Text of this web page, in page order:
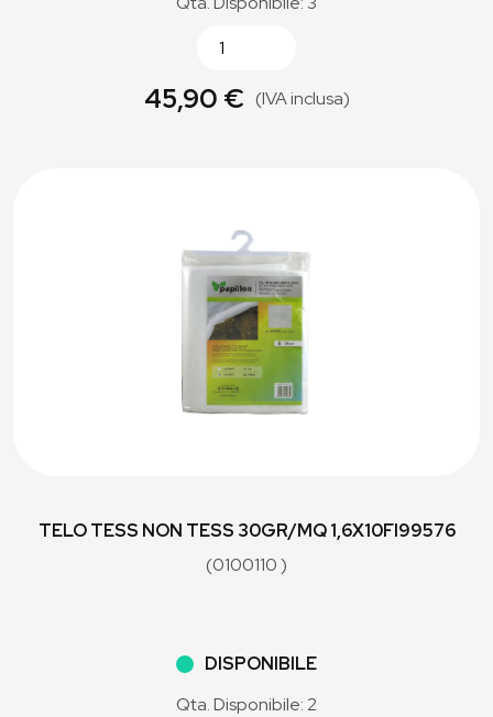
45,90 € (IVA inclusa)
TELO TESS NON TESS 30GR/MQ 1,6X10FI99576
(0100110 )
DISPONIBILE
Qta. Disponibile: 2